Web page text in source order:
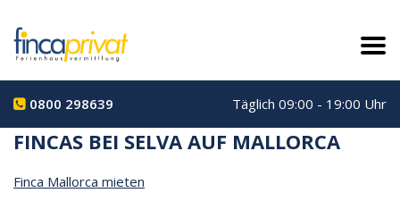
0800 298639 Täglich 09:00 - 19:00 Uhr
FINCAS BEI SELVA AUF MALLORCA
Finca Mallorca mieten